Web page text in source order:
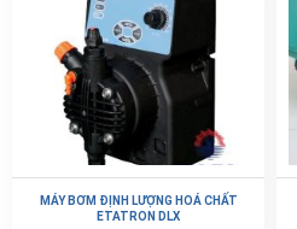
MÁY BƠM ĐỊNH LƯỢNG HOÁ CHẤT
ETATRON DLX